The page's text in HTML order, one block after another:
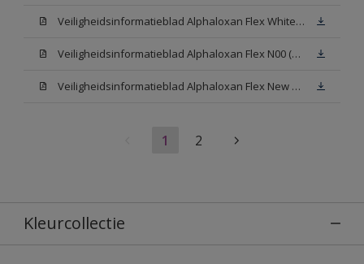
Veiligheidsinformatieblad Alphaloxan Flex White W05 (MSDS)
Veiligheidsinformatieblad Alphaloxan Flex N00 (MSDS)
Veiligheidsinformatieblad Alphaloxan Flex New N00 (MSDS)
1 2
Kleurcollectie